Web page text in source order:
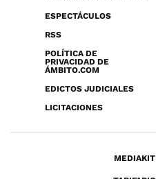
ESPECTÁCULOS
RSS
POLÍTICA DE
PRIVACIDAD DE
ÁMBITO.COM
EDICTOS JUDICIALES
LICITACIONES
MEDIAKIT